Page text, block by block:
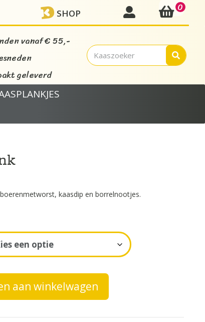
SHOP mijn account0
vanaf € 55,-
geleverd
kaasdip en borrelnootjes.
aan winkelwagen